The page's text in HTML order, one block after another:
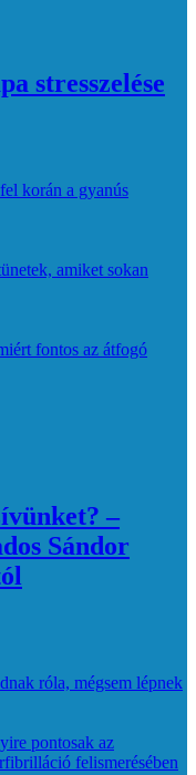
stresszelése
korán a gyanús
amiket sokan
fontos az átfogó
–
Sándor
róla, mégsem lépnek
pontosak az
felismerésében